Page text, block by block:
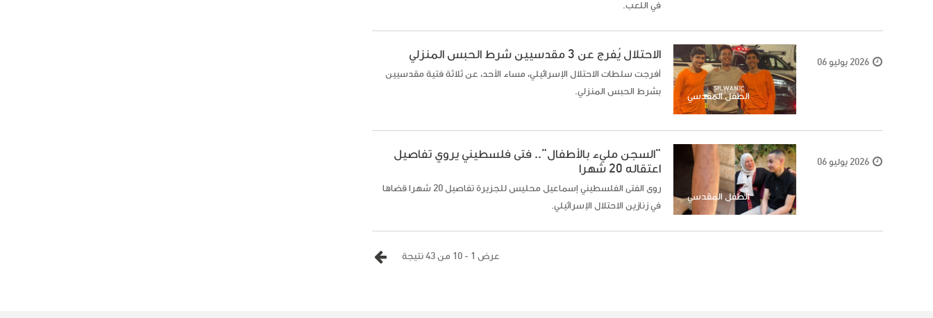
في اللعب.
2026 يوليو 06
الطفل المقدسي
الاحتلال يُفرج عن 3 مقدسيين شرط الحبس المنزلي
أفرجت سلطات الاحتلال الإسرائيلي، مساء الأحد، عن ثلاثة فتية مقدسيين
بشرط الحبس المنزلي.
2026 يوليو 06
الطفل المقدسي
"السجن مليء بالأطفال".. فتى فلسطيني يروي تفاصيل
اعتقاله 20 شهرا
روى الفتى الفلسطيني إسماعيل محليس للجزيرة تفاصيل 20 شهرا قضاها
في زنازين الاحتلال الإسرائيلي.
عرض 1 - 10 من 43 نتيجة